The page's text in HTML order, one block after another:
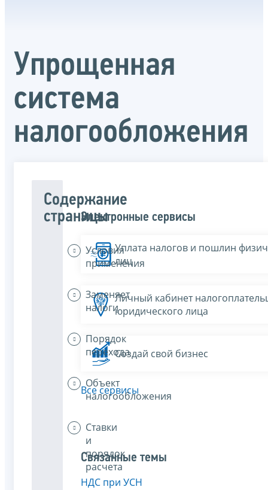
Упрощенная
система
налогообложения
Содержание
страницы
Условия
применения
Заменяет
налоги
Порядок
перехода
Объект
налогообложения
Ставки
и
порядок
расчета
Электронные сервисы
Уплата налогов и пошлин
лиц
Личный кабинет
юридического лица
Создай свой бизнес
Все сервисы
Связанные темы
НДС при УСН